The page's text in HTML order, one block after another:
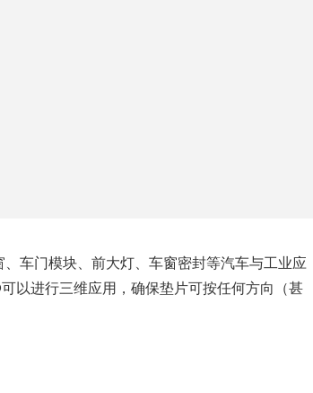
车门模块、前大灯、车窗密封等汽车与工业应
以进行三维应用，确保垫片可按任何方向（甚